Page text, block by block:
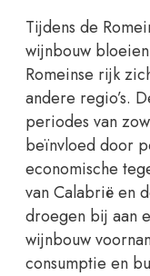
Tijdens de
wijnbouw
Romeinse rijk
andere regio’s.
periodes van
beïnvloed door
economische
van Calabrië en
droegen bij aan
wijnbouw
consumptie en